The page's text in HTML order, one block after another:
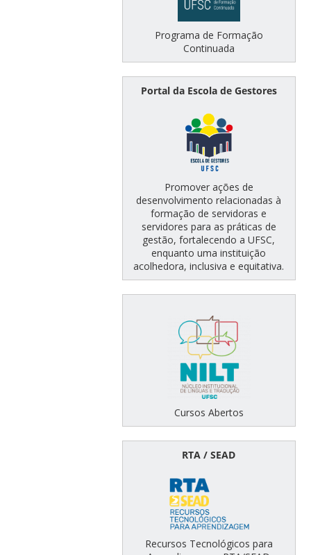
Programa de Formação
Continuada
Portal da Escola de Gestores
Promover ações de
desenvolvimento relacionadas à
formação de servidoras e
servidores para as práticas de
gestão, fortalecendo a UFSC,
enquanto uma instituição
acolhedora, inclusiva e equitativa.
Cursos Abertos
RTA / SEAD
Recursos Tecnológicos para